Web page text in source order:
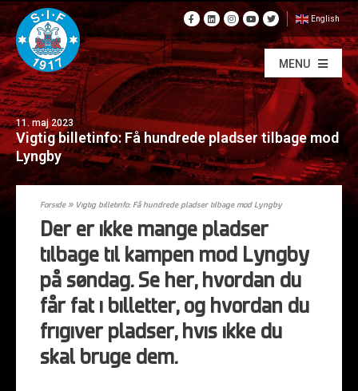
English
MENU
11. maj 2023
Vigtig billetinfo: Få hundrede pladser tilbage mod
Lyngby
Forside» Vigtig billetinfo: Få hundrede pladser tilbage mod Lyngby
Der er ikke mange pladser
tilbage til kampen mod Lyngby
på søndag. Se her, hvordan du
får fat i billetter, og hvordan du
frigiver pladser, hvis ikke du
skal bruge dem.